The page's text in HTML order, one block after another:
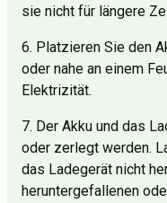
sie nicht für längere
6. Platzieren Sie den
oder nahe an einem
Elektrizität.
7. Der Akku und das
oder zerlegt werden.
das Ladegerät nicht
heruntergefallenen